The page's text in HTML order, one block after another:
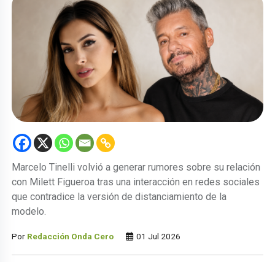
Marcelo Tinelli volvió a generar rumores sobre su relación
con Milett Figueroa tras una interacción en redes sociales
que contradice la versión de distanciamiento de la
modelo.
Por Redacción Onda Cero 01 Jul 2026